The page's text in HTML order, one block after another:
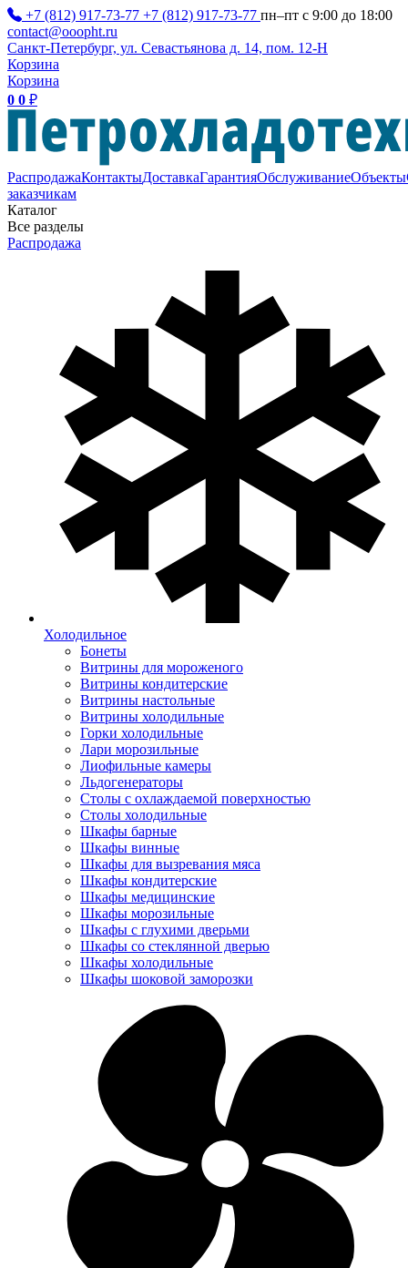
+7 (812) 917-73-77 +7 (812) 917-73-77 пн–пт с 9:00 до 18:00
contact@ooopht.ru
Санкт-Петербург, ул. Севастьянова д. 14, пом. 12-Н
Корзина
Корзина
0 0 ₽
РаспродажаКонтактыДоставкаГарантияОбслуживаниеОбъекты
заказчикам
Каталог
Все разделы
Распродажа
Холодильное
Бонеты
Витрины для мороженого
Витрины кондитерские
Витрины настольные
Витрины холодильные
Горки холодильные
Лари морозильные
Лиофильные камеры
Льдогенераторы
Столы с охлаждаемой поверхностью
Столы холодильные
Шкафы барные
Шкафы винные
Шкафы для вызревания мяса
Шкафы кондитерские
Шкафы медицинские
Шкафы морозильные
Шкафы с глухими дверьми
Шкафы со стеклянной дверью
Шкафы холодильные
Шкафы шоковой заморозки